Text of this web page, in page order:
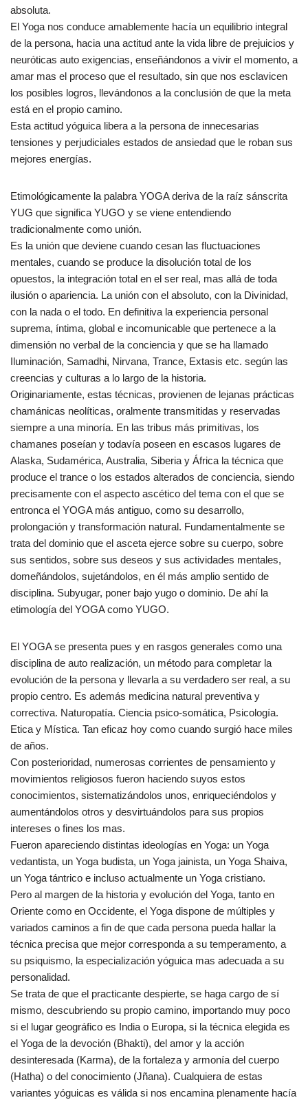
absoluta.
El Yoga nos conduce amablemente hacía un equilibrio integral
de la persona, hacia una actitud ante la vida libre de prejuicios y
neuróticas auto exigencias, enseñándonos a vivir el momento, a
amar mas el proceso que el resultado, sin que nos esclavicen
los posibles logros, llevándonos a la conclusión de que la meta
está en el propio camino.
Esta actitud yóguica libera a la persona de innecesarias
tensiones y perjudiciales estados de ansiedad que le roban sus
mejores energías.
Etimológicamente la palabra YOGA deriva de la raíz sánscrita
YUG que significa YUGO y se viene entendiendo
tradicionalmente como unión.
Es la unión que deviene cuando cesan las fluctuaciones
mentales, cuando se produce la disolución total de los
opuestos, la integración total en el ser real, mas allá de toda
ilusión o apariencia. La unión con el absoluto, con la Divinidad,
con la nada o el todo. En definitiva la experiencia personal
suprema, íntima, global e incomunicable que pertenece a la
dimensión no verbal de la conciencia y que se ha llamado
Iluminación, Samadhi, Nirvana, Trance, Extasis etc. según las
creencias y culturas a lo largo de la historia.
Originariamente, estas técnicas, provienen de lejanas prácticas
chamánicas neolíticas, oralmente transmitidas y reservadas
siempre a una minoría. En las tribus más primitivas, los
chamanes poseían y todavía poseen en escasos lugares de
Alaska, Sudamérica, Australia, Siberia y África la técnica que
produce el trance o los estados alterados de conciencia, siendo
precisamente con el aspecto ascético del tema con el que se
entronca el YOGA más antiguo, como su desarrollo,
prolongación y transformación natural. Fundamentalmente se
trata del dominio que el asceta ejerce sobre su cuerpo, sobre
sus sentidos, sobre sus deseos y sus actividades mentales,
domeñándolos, sujetándolos, en él más amplio sentido de
disciplina. Subyugar, poner bajo yugo o dominio. De ahí la
etimología del YOGA como YUGO.
El YOGA se presenta pues y en rasgos generales como una
disciplina de auto realización, un método para completar la
evolución de la persona y llevarla a su verdadero ser real, a su
propio centro. Es además medicina natural preventiva y
correctiva. Naturopatía. Ciencia psico-somática, Psicología.
Etica y Mística. Tan eficaz hoy como cuando surgió hace miles
de años.
Con posterioridad, numerosas corrientes de pensamiento y
movimientos religiosos fueron haciendo suyos estos
conocimientos, sistematizándolos unos, enriqueciéndolos y
aumentándolos otros y desvirtuándolos para sus propios
intereses o fines los mas.
Fueron apareciendo distintas ideologías en Yoga: un Yoga
vedantista, un Yoga budista, un Yoga jainista, un Yoga Shaiva,
un Yoga tántrico e incluso actualmente un Yoga cristiano.
Pero al margen de la historia y evolución del Yoga, tanto en
Oriente como en Occidente, el Yoga dispone de múltiples y
variados caminos a fin de que cada persona pueda hallar la
técnica precisa que mejor corresponda a su temperamento, a
su psiquismo, la especialización yóguica mas adecuada a su
personalidad.
Se trata de que el practicante despierte, se haga cargo de sí
mismo, descubriendo su propio camino, importando muy poco
si el lugar geográfico es India o Europa, si la técnica elegida es
el Yoga de la devoción (Bhakti), del amor y la acción
desinteresada (Karma), de la fortaleza y armonía del cuerpo
(Hatha) o del conocimiento (Jñana). Cualquiera de estas
variantes yóguicas es válida si nos encamina plenamente hacía